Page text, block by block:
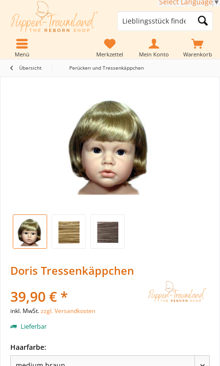
Warenkorb
Merkzettel Mein Konto
Menü
Übersicht Perücken und Tressenkäppchen
Doris Tressenkäppchen
39,90 € *
inkl. MwSt.zzgl. Versandkosten
Lieferbar
Haarfarbe: